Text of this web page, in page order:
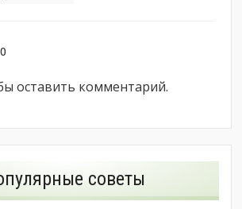
0
оставить комментарий.
советы